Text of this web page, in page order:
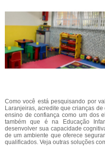
Como você está pesquisando por
Laranjeiras, acredite que crianças
ensino de confiança como um dos
também que é na Educação
desenvolver sua capacidade
de um ambiente que oferece
qualificados. Veja outras soluções